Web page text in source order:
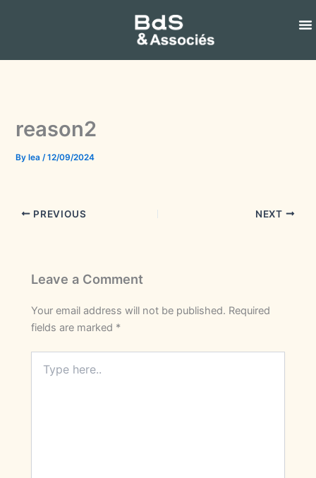
reason2
By lea/12/09/2024
PREVIOUS NEXT
Leave a Comment
Your email address will not be published. Required
fields are marked *
here..